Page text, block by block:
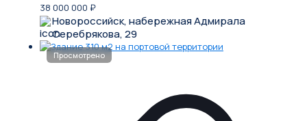
38 000 000 ₽
Новороссийск, набережная Адмирала
Серебрякова, 29